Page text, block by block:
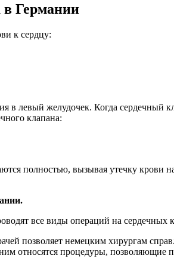
в Германии
к сердцу:
в левый желудочек. Когда
клапана:
полностью, вызывая утечку крови
все виды операций на сердечных
позволяет немецким хирургам
относятся процедуры, позволяющие